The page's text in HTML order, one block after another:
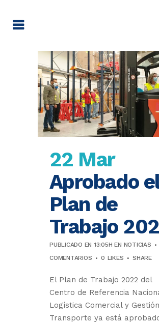
22 Mar
Aprobado
Plan de
Trabajo
PUBLICADO EN 13:05H EN NOTICIAS
COMENTARIOS
0 LIKES SHARE
El Plan de Trabajo 2022 del
Centro de Referencia
Logística Comercial y
Transporte ya está